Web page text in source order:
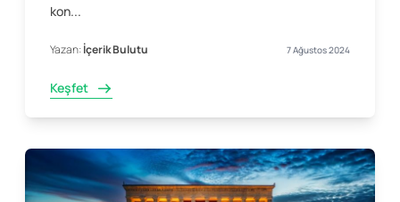
kon...
Yazan:İçerik Bulutu 7 Ağustos 2024
Keşfet